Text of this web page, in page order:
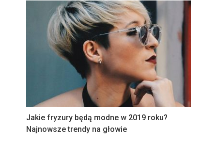
Jakie fryzury będą modne w 2019 roku?
Najnowsze trendy na głowie